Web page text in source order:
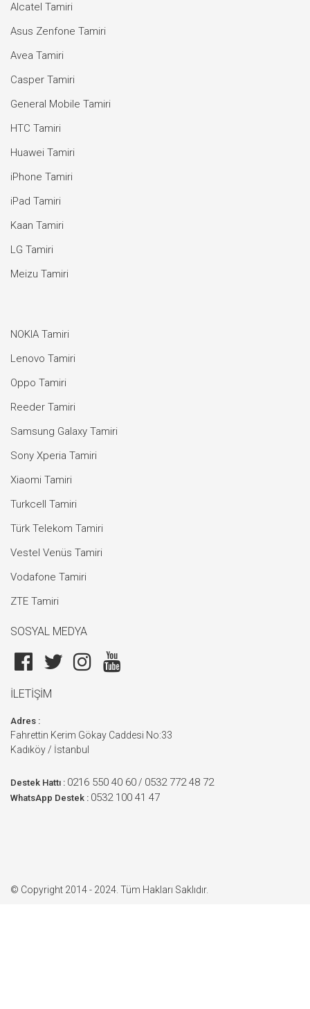
Alcatel Tamiri
Asus Zenfone Tamiri
Avea Tamiri
Casper Tamiri
General Mobile Tamiri
HTC Tamiri
Huawei Tamiri
iPhone Tamiri
iPad Tamiri
Kaan Tamiri
LG Tamiri
Meizu Tamiri
NOKIA Tamiri
Lenovo Tamiri
Oppo Tamiri
Reeder Tamiri
Samsung Galaxy Tamiri
Sony Xperia Tamiri
Xiaomi Tamiri
Turkcell Tamiri
Türk Telekom Tamiri
Vestel Venüs Tamiri
Vodafone Tamiri
ZTE Tamiri
SOSYAL MEDYA
İLETİŞİM
Adres :
Fahrettin Kerim Gökay Caddesi No:33
Kadıköy / İstanbul
Destek Hattı : 0216 550 40 60 / 0532 772 48 72
WhatsApp Destek : 0532 100 41 47
© Copyright 2014 - 2024. Tüm Hakları Saklıdır.